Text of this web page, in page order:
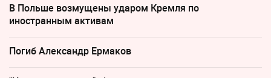
В Польше возмущены ударом Кремля по
иностранным активам
Погиб Александр Ермаков